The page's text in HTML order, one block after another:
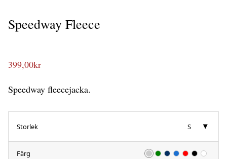
Speedway Fleece
399,00kr
Speedway fleecejacka.
Storlek S
Färg